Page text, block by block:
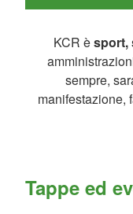
KCR èsport,
sempre,
manifestazione,
Tappe ed